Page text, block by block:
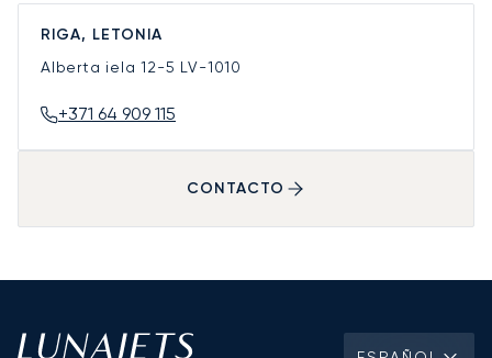
RIGA, LETONIA
Alberta iela 12-5 LV-1010
+371 64 909 115
CONTACTO